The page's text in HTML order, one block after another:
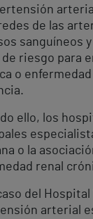
de las
sanguíneos
riesgo para
o
ello, los
o la
renal
del Hospital
arterial